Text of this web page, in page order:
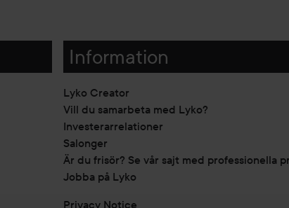
Information
Lyko Creator
Vill du samarbeta med Lyko?
Investerarrelationer
Salonger
Är du frisör? Se vår sajt med professionella
Jobba på Lyko
Privacy Notice